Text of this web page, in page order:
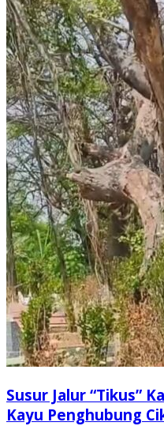
Susur Jalur “Tikus”
Kayu Penghubung